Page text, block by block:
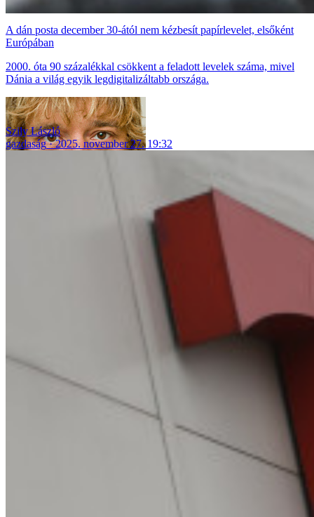
A dán posta december 30-ától nem kézbesít papírlevelet, elsőként
Európában
2000. óta 90 százalékkal csökkent a feladott levelek száma, mivel
Dánia a világ egyik legdigitalizáltabb országa.
Szily László
gazdaság
2025. november 27. 19:32